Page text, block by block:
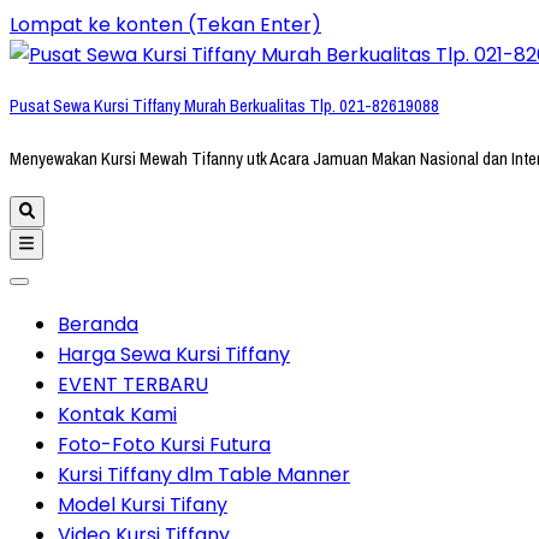
Lompat ke konten (Tekan Enter)
Pusat Sewa Kursi Tiffany Murah Berkualitas Tlp. 021-82619088
Menyewakan Kursi Mewah Tifanny utk Acara Jamuan Makan Nasional dan
Beranda
Harga Sewa Kursi Tiffany
EVENT TERBARU
Kontak Kami
Foto-Foto Kursi Futura
Kursi Tiffany dlm Table Manner
Model Kursi Tifany